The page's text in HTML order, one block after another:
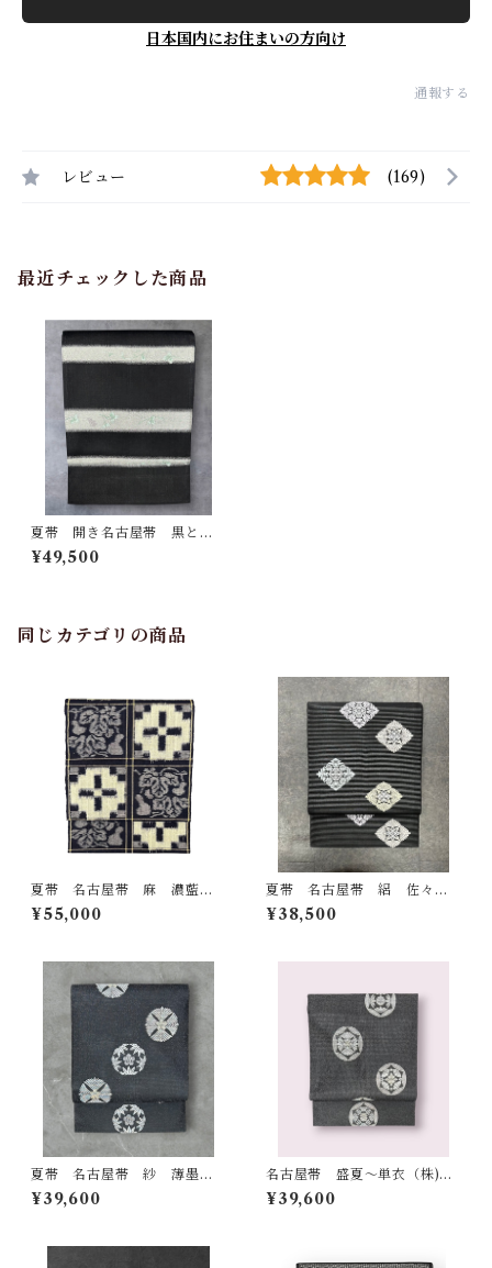
日本国内にお住まいの方向け
通報する
レビュー (169)
最近チェックした商品
夏帯 開き名古屋帯 黒と銀
糸の横段 ぶどうの柄 長さ 3
72㎝ Q7094
¥49,500
同じカテゴリの商品
夏帯 名古屋帯 麻 濃藍色
砥粉色など 十字文とひょう
たんなど 長さ 369㎝ Q713
¥55,000
夏帯 名古屋帯 絽 佐々木
染織 証紙つき 黒地 菱華
文 長さ 376㎝ Q7083
¥38,500
夏帯 名古屋帯 紗 薄墨色
の地 松竹梅の素敵な華紋
京都イシハラ 証紙つき お仕
¥39,600
名古屋帯 盛夏〜単衣（株)京
都イシハラ 濃いめの消墨色
地 うねりのような美しい地
¥39,600